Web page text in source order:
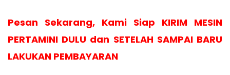
Pesan Sekarang, Kami Siap KIRIM MESIN
PERTAMINI DULU dan SETELAH SAMPAI BARU
LAKUKAN PEMBAYARAN